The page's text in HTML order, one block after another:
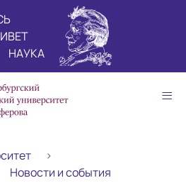
НАУКА
Новости и события
≡